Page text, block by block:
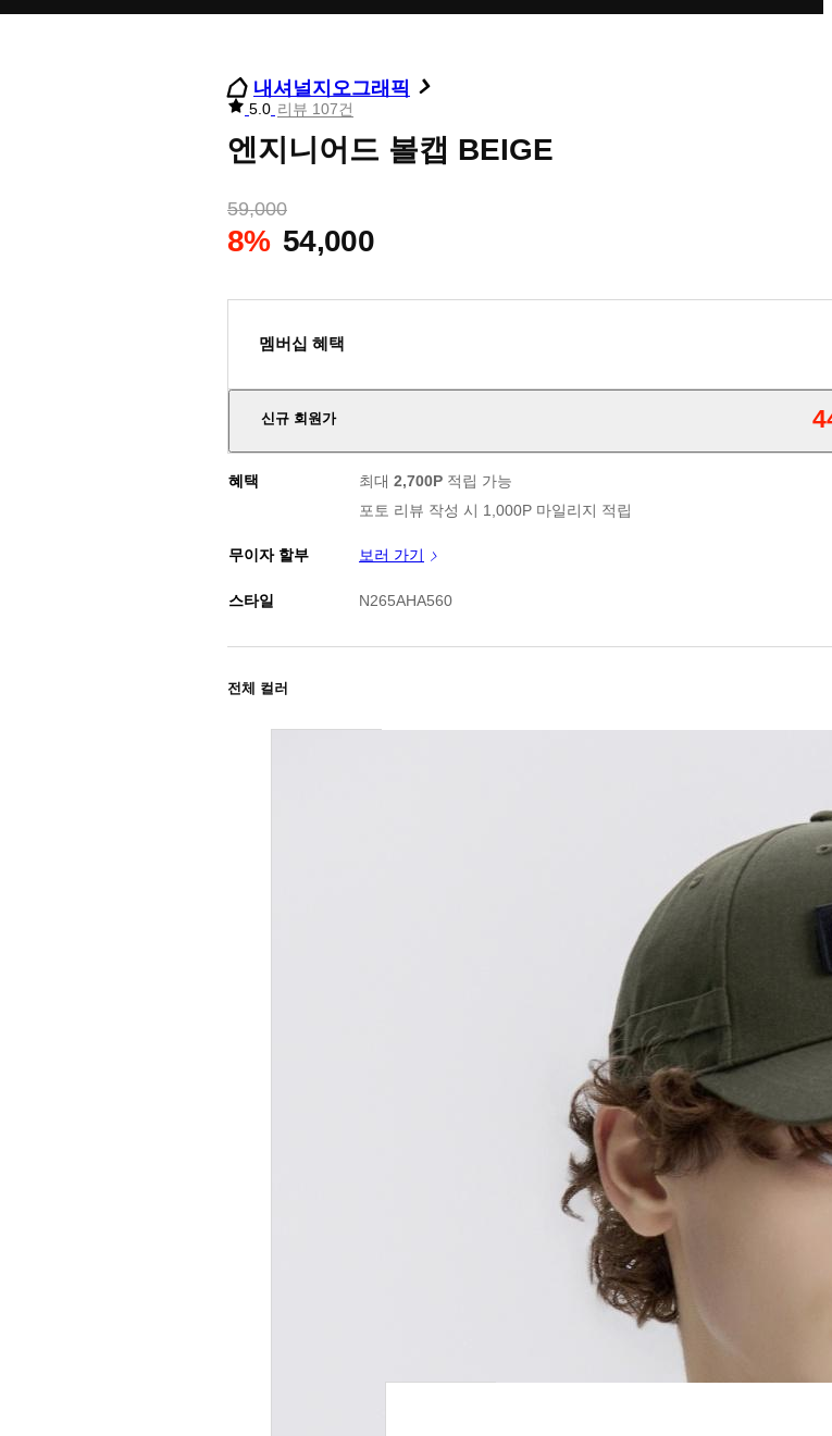
내셔널지오그래픽
리
별
점
5.0 리뷰 107건
엔지니어드 볼캡 BEIGE
59,000
8% 54,000
멤버십 혜택
신규 회원가
판매가
신규 가입 쿠폰 1만원(3만원 이상 구매시)
혜택 최대 2,700P 적립 가능
포토 리뷰 작성 시 1,000P 마일리지 적립
무이자 할부 보러 가기
스타일 N265AHA560
전체 컬러